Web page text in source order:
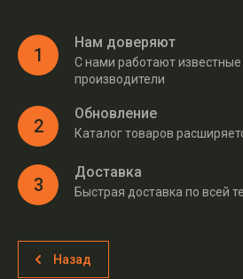
1
Нам доверяют
С нами работают
производители
2
Обновление
Каталог товаров
3
Доставка
Быстрая доставка по всей
Назад